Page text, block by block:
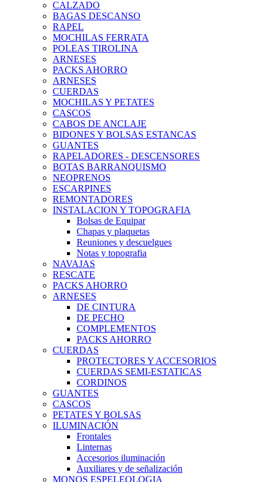
CALZADO
BAGAS DESCANSO
RAPEL
MOCHILAS FERRATA
POLEAS TIROLINA
ARNESES
PACKS AHORRO
ARNESES
CUERDAS
MOCHILAS Y PETATES
CASCOS
CABOS DE ANCLAJE
BIDONES Y BOLSAS ESTANCAS
GUANTES
RAPELADORES - DESCENSORES
BOTAS BARRANQUISMO
NEOPRENOS
ESCARPINES
REMONTADORES
INSTALACION Y TOPOGRAFIA
Bolsas de Equipar
Chapas y plaquetas
Reuniones y descuelgues
Notas y topografia
NAVAJAS
RESCATE
PACKS AHORRO
ARNESES
DE CINTURA
DE PECHO
COMPLEMENTOS
PACKS AHORRO
CUERDAS
PROTECTORES Y ACCESORIOS
CUERDAS SEMI-ESTATICAS
CORDINOS
GUANTES
CASCOS
PETATES Y BOLSAS
ILUMINACIÓN
Frontales
Linternas
Accesorios iluminación
Auxiliares y de señalización
MONOS ESPELEOLOGIA